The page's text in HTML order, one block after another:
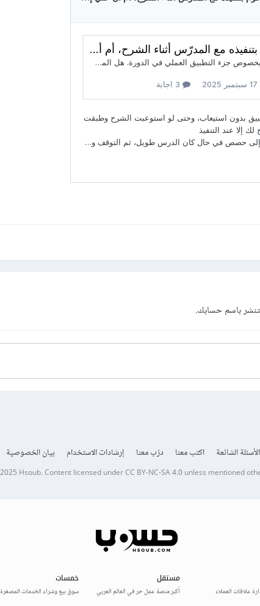
باسم حسابك.
الأسئلة الشائعة اكتب معنا درّب معنا إرشادات الاستخدام بيان الخصوصية
Hsoub.Content licensed underCC BY-NC-SA 4.0unless mentioned